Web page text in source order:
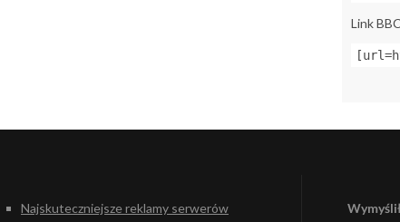
Link
Najskuteczniejsze reklamy serwerów